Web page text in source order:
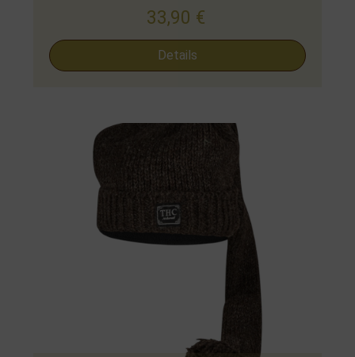
33,90 €
Details